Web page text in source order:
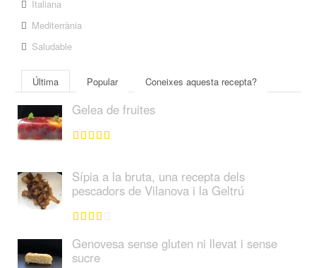
Italiana
Mediterrània
Saludable
Última Popular Coneixes aquesta recepta?
Gelea de fruites
Sípia a la bruta, una recepta dels
pescadors de Vilanova i la Geltrú
Genovesa sense gluten ni llevat i sense
sucre